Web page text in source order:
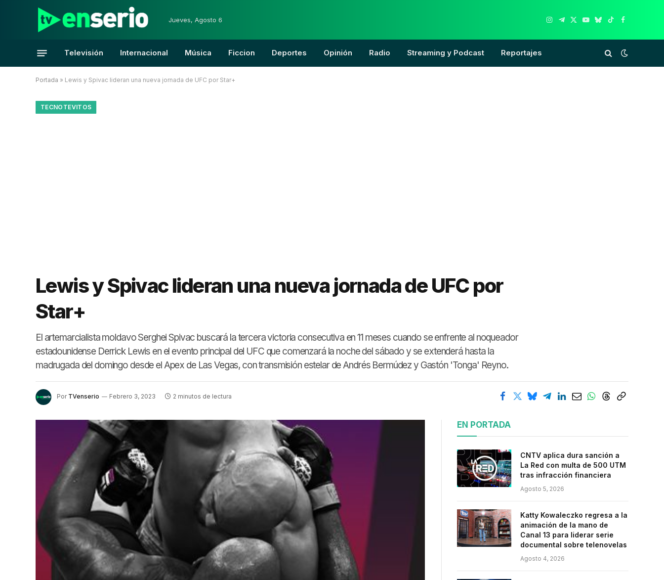
Jueves, Agosto 6
Instagram
Telegram
X
YouTube
Bluesky
TikTokFacebook
Televisión Internacional Música Ficcion Deportes Opinión Radio Streaming y Podcast Reportajes
Portada » Lewis y Spivac lideran una nueva jornada de UFC por Star+
TECNOTEVITOS
Lewis y Spivac lideran una nueva jornada de UFC por
Star+
El artemarcialista moldavo Serghei Spivac buscará la tercera victoria consecutiva en 11 meses cuando se enfrente al noqueador
estadounidense Derrick Lewis en el evento principal del UFC que comenzará la noche del sábado y se extenderá hasta la
madrugada del domingo desde el Apex de Las Vegas, con transmisión estelar de Andrés Bermúdez y Gastón 'Tonga' Reyno.
Por TVenserio Febrero 3, 2023 2 minutos de lectura
EN PORTADA
CNTV aplica dura sanción a
La Red con multa de 500 UTM
tras infracción financiera
Agosto 5, 2026
Katty Kowaleczko regresa a la
animación de la mano de
Canal 13 para liderar serie
documental sobre telenovelas
Agosto 4, 2026